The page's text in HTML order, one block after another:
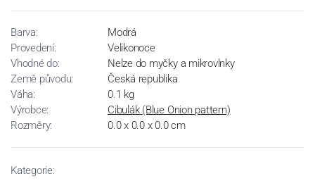
Barva:
Modrá
Provedení:
Velikonoce
Vhodné do:
Nelze do myčky a mikrovlnky
Země původu:
Česká republika
Váha:
0.1 kg
Výrobce:
Cibulák (Blue Onion pattern)
Rozměry:
0.0 x 0.0 x 0.0 cm
Kategorie: